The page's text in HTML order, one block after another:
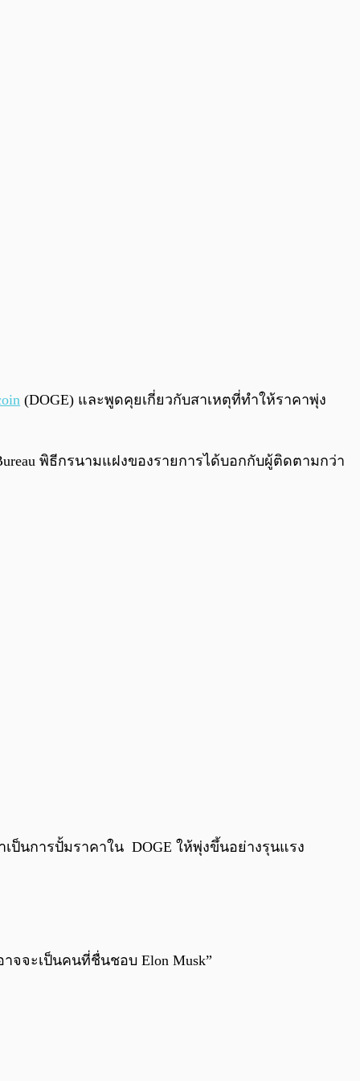
0:00/
(DOGE) และพูดคุยเกี่ยวกับสาเหตุที่ทำให้ราคาพุ่ง
พิธีกรนามแฝงของรายการได้บอกกับผู้ติดตามกว่า
เป็นการปั้มราคาใน DOGE ให้พุ่งขึ้นอย่างรุนแรง
จะเป็นคนที่ชื่นชอบ Elon Musk”